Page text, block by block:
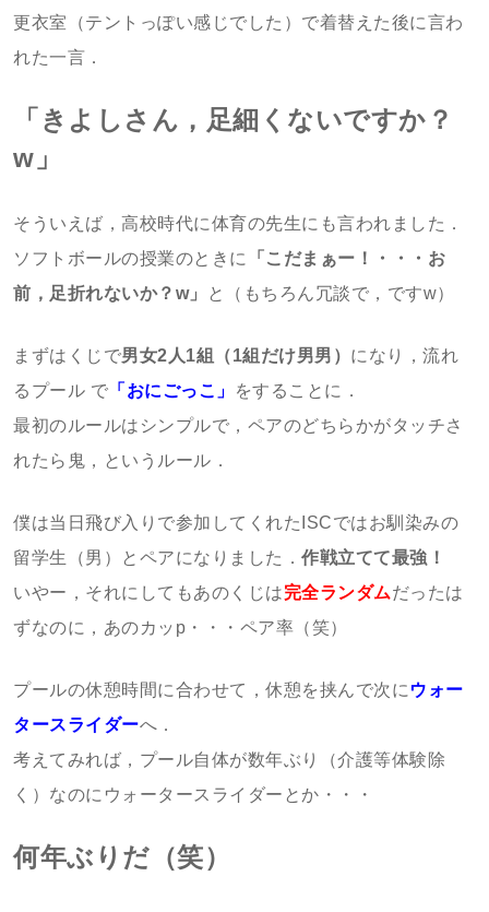
更衣室（テントっぽい感じでした）で着替えた後に言わ
れた一言．
「きよしさん，足細くないですか？
w」
そういえば，高校時代に体育の先生にも言われました．
ソフトボールの授業のときに
「こだまぁー！・・・お
前，足折れないか？w」
と（もちろん冗談で，ですw）
まずはくじで男女2人1組（1組だけ男男） になり，流れ
るプール で 「おにごっこ」
をすることに．
最初のルールはシンプルで，ペアのどちらかがタッチさ
れたら鬼，というルール．
僕は当日飛び入りで参加してくれたISCではお馴染みの
留学生（男）とペアになりました． 作戦立てて最強！
いやー，それにしてもあのくじは完全ランダムだったは
ずなのに，あのカッp・・・ペア率（笑）
プールの休憩時間に合わせて，休憩を挟んで次に ウォー
タースライダーへ．
考えてみれば，プール自体が数年ぶり（介護等体験除
く）なのにウォータースライダーとか・・・
何年ぶりだ（笑）